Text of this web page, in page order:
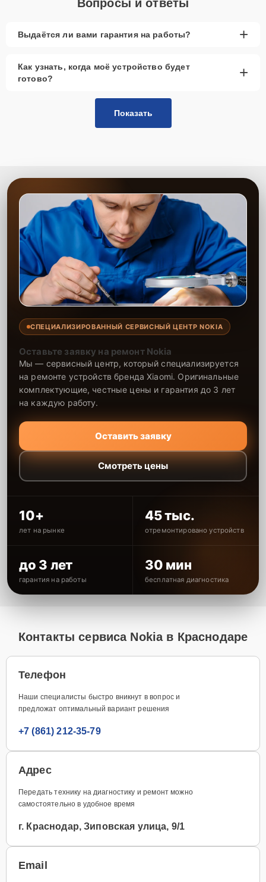
Вопросы и ответы
Выдаётся ли вами гарантия на работы? +
Как узнать, когда моё устройство будет
готово?
+
Показать
СПЕЦИАЛИЗИРОВАННЫЙ СЕРВИСНЫЙ ЦЕНТР NOKIA
Оставьте заявку на ремонт Nokia
Мы — сервисный центр, который специализируется
на ремонте устройств бренда Xiaomi. Оригинальные
комплектующие, честные цены и гарантия до 3 лет
на каждую работу.
Оставить заявку
Смотреть цены
10+
лет на рынке
45 тыс.
отремонтировано устройств
до 3 лет
гарантия на работы
30 мин
бесплатная диагностика
Контакты сервиса Nokia в Краснодаре
Телефон
Наши специалисты быстро вникнут в вопрос и
предложат оптимальный вариант решения
+7 (861) 212-35-79
Адрес
Передать технику на диагностику и ремонт можно
самостоятельно в удобное время
г. Краснодар, Зиповская улица, 9/1
Email